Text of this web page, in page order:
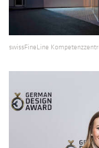
swissFineLine